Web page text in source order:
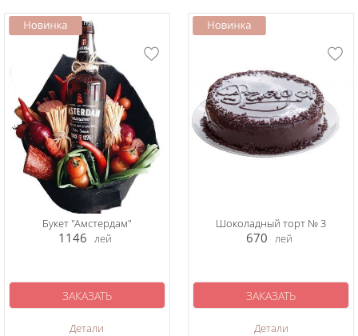
Букет "Амстердам"
1146 лей
Детали
ЗАКАЗАТЬ
Шоколадный торт № 3
670 лей
Детали
ЗАКАЗАТЬ